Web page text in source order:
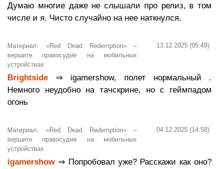
Думаю многие даже не слышали про релиз, в том
числе и я. Чисто случайно на нее наткнулся.
13.12.2025 (05:49)
Материал: «Red Dead Redemption» –
вершите правосудие на мобильных
устройствах
Brightside ⇒ igamershow, полет нормальный .
Немного неудобно на тачскрине, но с геймпадом
огонь
04.12.2025 (14:58)
Материал: «Red Dead Redemption» –
вершите правосудие на мобильных
устройствах
igamershow⇒ Попробовал уже? Расскажи как оно?